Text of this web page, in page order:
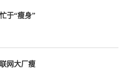
于“瘦身”
网大厂瘦